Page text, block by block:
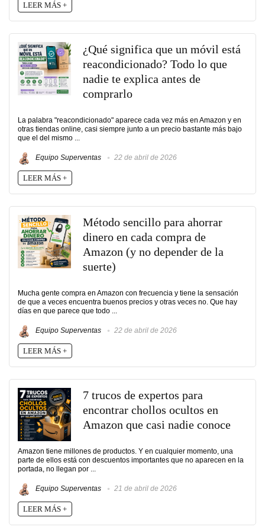
LEER MÁS +
¿Qué significa que un móvil está
reacondicionado? Todo lo que
nadie te explica antes de
comprarlo
La palabra "reacondicionado" aparece cada vez más en Amazon y en
otras tiendas online, casi siempre junto a un precio bastante más bajo
que el del mismo ...
Equipo Superventas 22 de abril de 2026
LEER MÁS +
Método sencillo para ahorrar
dinero en cada compra de
Amazon (y no depender de la
suerte)
Mucha gente compra en Amazon con frecuencia y tiene la sensación
de que a veces encuentra buenos precios y otras veces no. Que hay
días en que parece que todo ...
Equipo Superventas 22 de abril de 2026
LEER MÁS +
7 trucos de expertos para
encontrar chollos ocultos en
Amazon que casi nadie conoce
Amazon tiene millones de productos. Y en cualquier momento, una
parte de ellos está con descuentos importantes que no aparecen en la
portada, no llegan por ...
Equipo Superventas 21 de abril de 2026
LEER MÁS +